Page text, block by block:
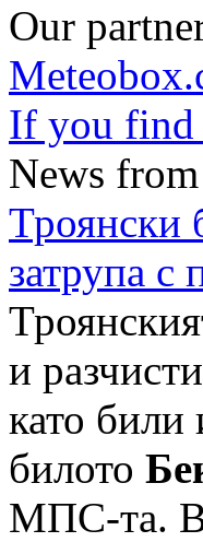
Our
If you find
News
Троянски
затрупа с
и
като били
билото
МПС-та. В